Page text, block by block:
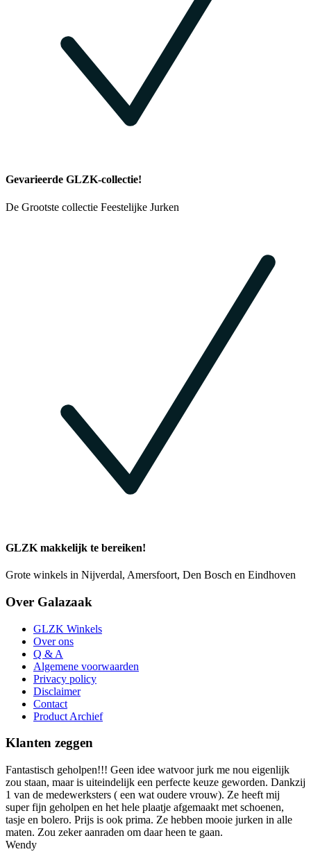
Gevarieerde GLZK-collectie!
De Grootste collectie Feestelijke Jurken
GLZK makkelijk te bereiken!
Grote winkels in Nijverdal, Amersfoort, Den Bosch en Eindhoven
Over Galazaak
GLZK Winkels
Over ons
Q & A
Algemene voorwaarden
Privacy policy
Disclaimer
Contact
Product Archief
Klanten zeggen
Fantastisch geholpen!!! Geen idee watvoor jurk me nou eigenlijk
zou staan, maar is uiteindelijk een perfecte keuze geworden. Dankzij
1 van de medewerksters ( een wat oudere vrouw). Ze heeft mij
super fijn geholpen en het hele plaatje afgemaakt met schoenen,
tasje en bolero. Prijs is ook prima. Ze hebben mooie jurken in alle
maten. Zou zeker aanraden om daar heen te gaan.
Wendy